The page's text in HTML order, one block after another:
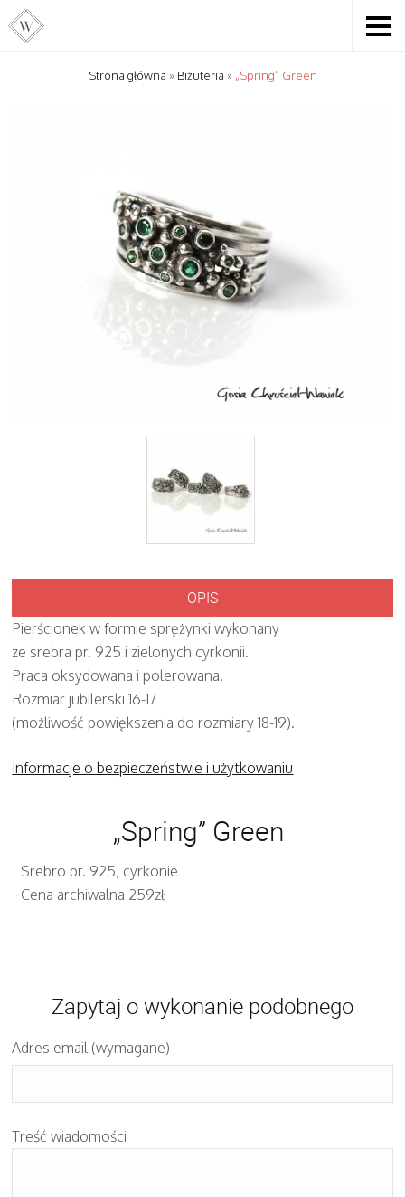
Strona główna » Biżuteria » „Spring” Green
OPIS
Pierścionek w formie sprężynki wykonany
ze srebra pr. 925 i zielonych cyrkonii.
Praca oksydowana i polerowana.
Rozmiar jubilerski 16-17
(możliwość powiększenia do rozmiary 18-19).
Informacje o bezpieczeństwie i użytkowaniu
„Spring” Green
Srebro pr. 925, cyrkonie
Cena archiwalna 259zł
Zapytaj o wykonanie podobnego
Adres email (wymagane)
Treść wiadomości